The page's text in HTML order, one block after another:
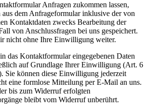
Anfragen zukommen lassen,
dem Anfrageformular inklusive der von
Kontaktdaten zwecks Bearbeitung der
von Anschlussfragen bei uns gespeichert.
nicht ohne Ihre Einwilligung weiter.
das Kontaktformular eingegebenen Daten
auf Grundlage Ihrer Einwilligung (Art. 6
Sie können diese Einwilligung jederzeit
eine formlose Mitteilung per E-Mail an uns.
bis zum Widerruf erfolgten
bleibt vom Widerruf unberührt.